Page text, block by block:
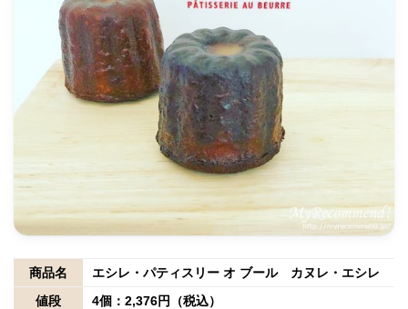
商品名
エシレ・パティスリー オ ブール カヌレ・エシレ
値段
4個：2,376円（税込）